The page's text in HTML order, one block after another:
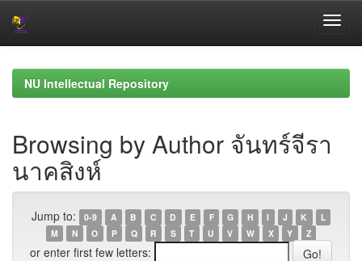
navigationNU Intellectual Repository
Browsing by Author จันทร์จีรา
นาคสิงห์
Jump to: 0-9 A B C D E F G H I J K
L
M
N O P Q R S T U V W X Y Z
or enter first few letters: